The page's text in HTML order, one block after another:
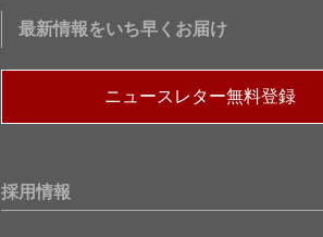
最新情報をいち早くお届け
ニュースレター無料登録
採用情報